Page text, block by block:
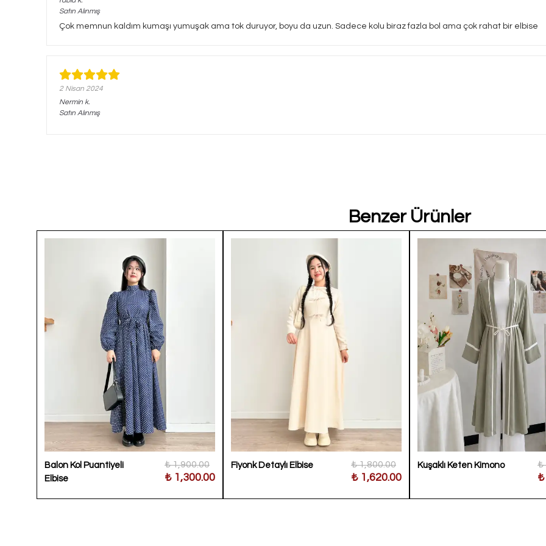
Satın Alınmış
Çok memnun kaldım kumaşı yumuşak ama tok duruyor, boyu da uzun. Sadece kolu biraz fazla bol ama çok rahat bir elbise
2 Nisan 2024
Nermin k.
Satın Alınmış
Benzer Ürünler
Balon Kol Puantiyeli
Elbise
₺ 1,900.00
₺ 1,300.00
Fiyonk Detaylı Elbise ₺ 1,800.00
₺ 1,620.00
Kuşaklı Keten Kimono ₺
₺